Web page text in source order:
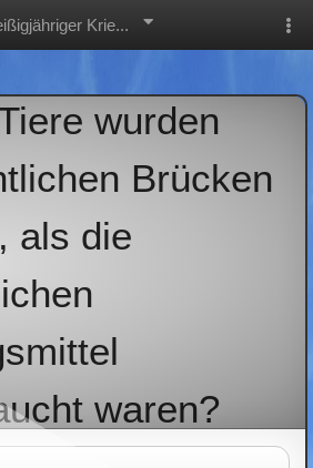
Krie...
wurden
Brücken
als die
waren?